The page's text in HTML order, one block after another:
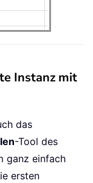
Instanz mit
das
-Tool des
ganz einfach
ersten